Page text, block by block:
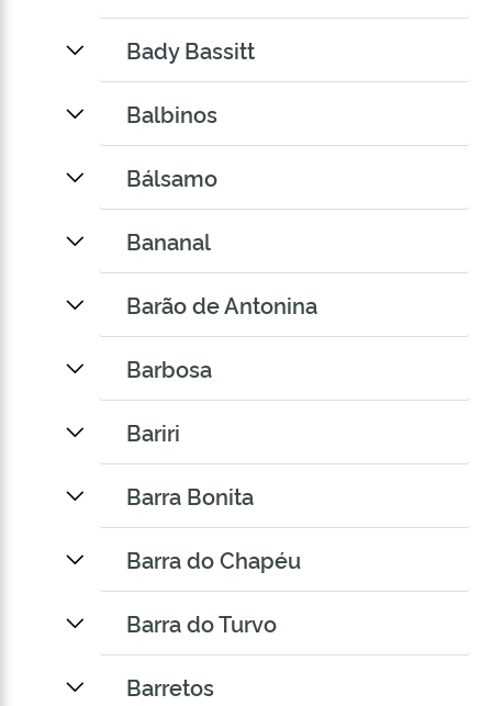
Bady Bassitt
Balbinos
Bálsamo
Bananal
Barão de Antonina
Barbosa
Bariri
Barra Bonita
Barra do Chapéu
Barra do Turvo
Barretos